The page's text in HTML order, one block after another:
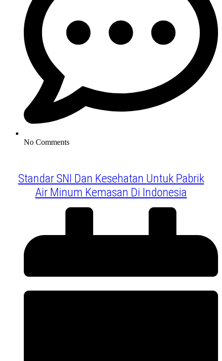
No Comments
Standar SNI Dan Kesehatan Untuk Pabrik
Air Minum Kemasan Di Indonesia